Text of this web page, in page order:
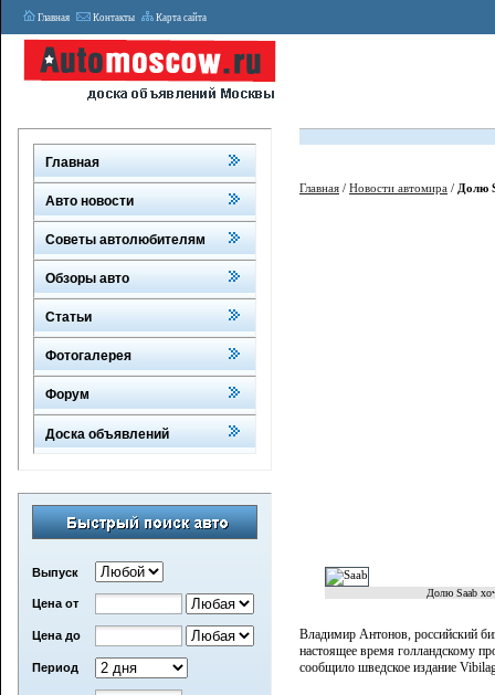
Главная Контакты Карта сайта
Главная
Авто новости
Советы автолюбителям
Обзоры авто
Статьи
Фотогалерея
Форум
Доска объявлений
Выпуск
Цена от
Цена до
Период
Главная / Новости автомира / Долю
Долю Saab
Владимир Антонов, российский
настоящее время голландскому
сообщило шведское издание